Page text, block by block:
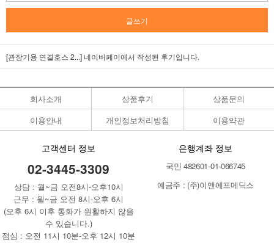
글쓰기
[관장기용 연결호스 2...]네이버페이에서 작성된 후기입니다.
회사소개 상품후기
상품문의
이용안내
개인정보처리방침 이용약관
고객센터 정보
02-3445-3309
상담 : 월~금 오전8시-오후10시
근무 : 월~금 오전 8시-오후 6시
(오후 6시 이후 통화가 원활하지 않을
수 있습니다.)
점심 : 오전 11시 10분-오후 12시 10분
은행계좌 정보
국민 482601-01-066745
예금주 : (주)이앤에프메딕스